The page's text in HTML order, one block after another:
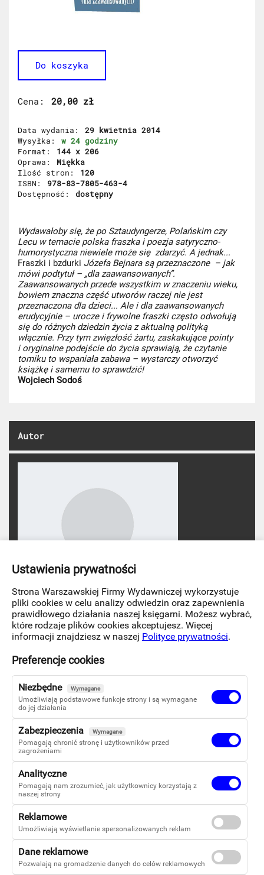
Do koszyka
Cena 20,00 zł
Data wydania
29 kwietnia 2014
Wysyłka
w 24 godziny
Format
144 x 206
Oprawa
Miękka
Ilość stron
120
ISBN
978-83-7805-463-4
Dostępność
dostępny
Wydawałoby się, że po Sztaudyngerze, Polańskim czy
Lecu w temacie polska fraszka i poezja satyryczno-
humorystyczna niewiele może się zdarzyć. A jednak...
Fraszki i bzdurki Józefa Bejnara są przeznaczone – jak
mówi podtytuł – „dla zaawansowanych”.
Zaawansowanych przede wszystkim w znaczeniu wieku,
bowiem znaczna część utworów raczej nie jest
przeznaczona dla dzieci... Ale i dla zaawansowanych
erudycyjnie – urocze i frywolne fraszki często odwołują
się do różnych dziedzin życia z aktualną polityką
włącznie. Przy tym zwięzłość żartu, zaskakujące pointy
i oryginalne podejście do życia sprawiają, że czytanie
tomiku to wspaniała zabawa – wystarczy otworzyć
książkę i samemu to sprawdzić!
Wojciech Sodoś
Autor
Józef Bejnar
Pozostałe książki autora:
Absurdy wyssane z palca. Dwieście limeryków
Ustawienia prywatności
Strona Warszawskiej Firmy Wydawniczej wykorzystuje
pliki cookies w celu analizy odwiedzin oraz zapewnienia
prawidłowego działania naszej księgarni. Możesz wybrać,
które rodzaje plików cookies akceptujesz. Więcej
informacji znajdziesz w naszej Polityce prywatności.
Preferencje cookies
Niezbędne Wymagane
Umożliwiają podstawowe funkcje strony i są wymagane
do jej działania
Zabezpieczenia Wymagane
Pomagają chronić stronę i użytkowników przed
zagrożeniami
Analityczne
Pomagają nam zrozumieć, jak użytkownicy korzystają z
naszej strony
Reklamowe
Umożliwiają wyświetlanie spersonalizowanych reklam
Dane reklamowe
Pozwalają na gromadzenie danych do celów reklamowych